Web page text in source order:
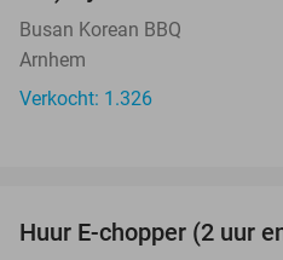
Busan Korean BBQ
Arnhem
Verkocht: 1.326
Huur E-chopper (2 uur